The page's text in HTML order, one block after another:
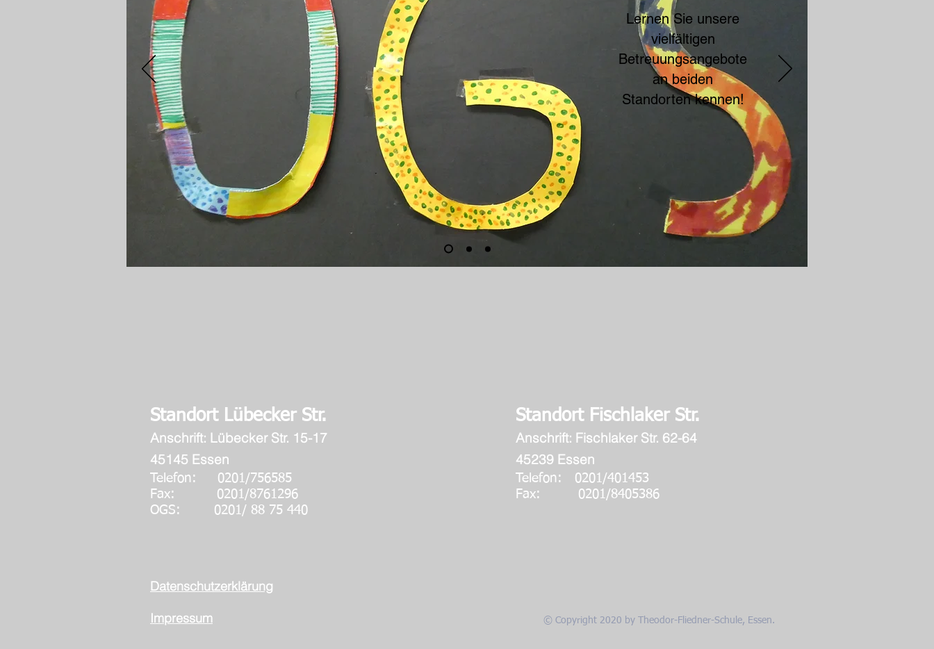
Lernen Sie unsere
vielfältigen
Betreuungsangebote
an beiden
Standorten kennen!
Standort Lübecker Str.
Anschrift: Lübecker Str. 15-17
45145 Essen
Telefon: 0201/756585
Fax: 0201/8761296
OGS: 0201/ 88 75 440
Datenschutzerklärung
Impressum
Standort Fischlaker Str.
Anschrift: Fischlaker Str. 62-64
45239 Essen
Telefon: 0201/401453
Fax: 0201/8405386
© Copyright 2020 by Theodor-Fliedner-Schule, Essen.